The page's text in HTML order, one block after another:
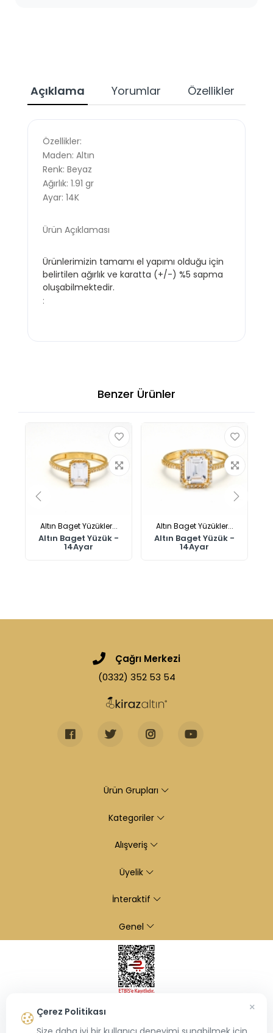
Açıklama Yorumlar Özellikler
Özellikler:
Maden: Altın
Renk: Beyaz
Ağırlık: 1.91 gr
Ayar: 14K
Ürün Açıklaması
Ürünlerimizin tamamı el yapımı olduğu için
belirtilen ağırlık ve karatta (+/-) %5 sapma
oluşabilmektedir.
:
Benzer Ürünler
Altın Baget Yüzükler...
Altın Baget Yüzük -
14Ayar
Altın Baget Yüzükler...
Altın Baget Yüzük -
14Ayar
Çağrı Merkezi
(0332) 352 53 54
Ürün Grupları
Kategoriler
Alışveriş
Üyelik
İnteraktif
Genel
Çerez Politikası
×